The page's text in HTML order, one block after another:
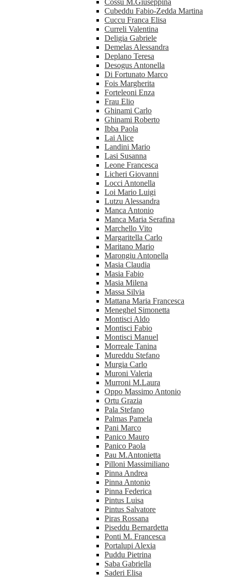
Cossu M.Giuseppina
Cubeddu Fabio-Zedda Martina
Cuccu Franca Elisa
Curreli Valentina
Deligia Gabriele
Demelas Alessandra
Deplano Teresa
Desogus Antonella
Di Fortunato Marco
Fois Margherita
Forteleoni Enza
Frau Elio
Ghinami Carlo
Ghinami Roberto
Ibba Paola
Lai Alice
Landini Mario
Lasi Susanna
Leone Francesca
Licheri Giovanni
Locci Antonella
Loi Mario Luigi
Lutzu Alessandra
Manca Antonio
Manca Maria Serafina
Marchello Vito
Margaritella Carlo
Maritano Mario
Marongiu Antonella
Masia Claudia
Masia Fabio
Masia Milena
Massa Silvia
Mattana Maria Francesca
Meneghel Simonetta
Montisci Aldo
Montisci Fabio
Montisci Manuel
Morreale Tanina
Mureddu Stefano
Murgia Carlo
Muroni Valeria
Murroni M.Laura
Oppo Massimo Antonio
Ortu Grazia
Pala Stefano
Palmas Pamela
Pani Marco
Panico Mauro
Panico Paola
Pau M.Antonietta
Pilloni Massimiliano
Pinna Andrea
Pinna Antonio
Pinna Federica
Pintus Luisa
Pintus Salvatore
Piras Rossana
Piseddu Bernardetta
Ponti M. Francesca
Portalupi Alexia
Puddu Pietrina
Saba Gabriella
Saderi Elisa